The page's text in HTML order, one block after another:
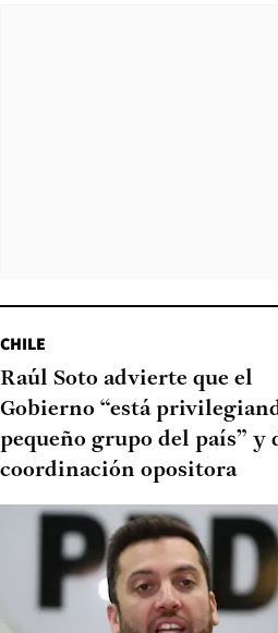
CHILE
Raúl Soto advierte que el
Gobierno “está
pequeño grupo del país” y
coordinación opositora